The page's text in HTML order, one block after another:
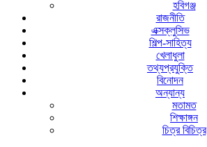
হবিগঞ্জ
রাজনীতি
এক্সক্লুসিভ
শিল্প-সাহিত্য
খেলাধুলা
তথ্যপ্রযুক্তি
বিনোদন
অন্যান্য
মতামত
শিক্ষাঙ্গন
চিত্র বিচিত্র